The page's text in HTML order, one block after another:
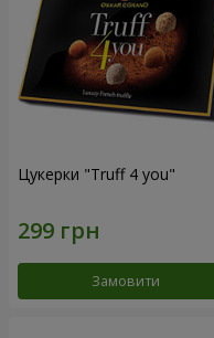
Цукерки "Truff 4 you"
Замовити